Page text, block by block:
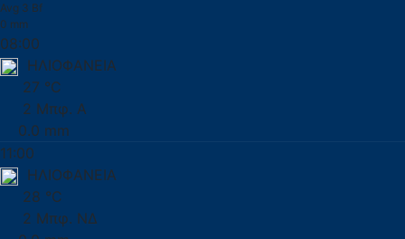
Avg 3 Bf
0 mm
08:00
ΗΛΙΟΦΑΝΕΙΑ
27 °C
2 Μπφ. Α
0.0 mm
11:00
ΗΛΙΟΦΑΝΕΙΑ
28 °C
2 Μπφ. ΝΔ